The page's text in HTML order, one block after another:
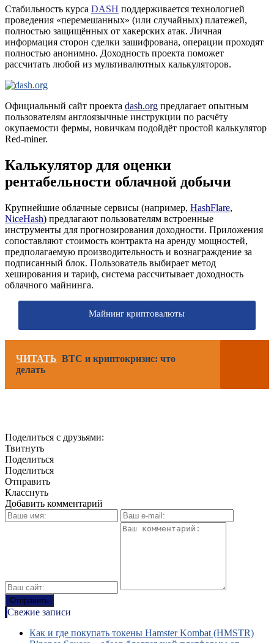
Стабильность курса DASH поддерживается технологией
проведения «перемешанных» (или случайных) платежей,
полностью защищённых от хакерских атак. Личная
информация сторон сделки зашифрована, операции проходят
полностью анонимно. Доходность проекта поможет
рассчитать любой из мультивалютных калькуляторов.
Официальный сайт проекта dash.org предлагает опытным
пользователям англоязычные инструкции по расчёту
окупаемости фермы, новичкам подойдёт простой калькулятор
Red-miner.
Калькулятор для оценки
рентабельности облачной добычи
Крупнейшие облачные сервисы (например, HashFlare,
NiceHash) предлагают пользователям встроенные
инструменты для прогнозирования доходности. Приложения
сопоставляют стоимость контракта на аренду мощностей,
предполагаемую производительность и вознаграждение за
подписанный блок. Пользователь выбирает метод
хеширования и тариф, система рассчитывает доходность
облачного майнинга.
Майнинг криптовалюты
ЧИТАТЬ ВТС и криптокризис: что
делать
Поделиться с друзьями:
Твитнуть
Поделиться
Поделиться
Отправить
Класснуть
Добавить комментарий
Свежие записи
Как и где покупать токены Hamster Kombat (HMSTR)